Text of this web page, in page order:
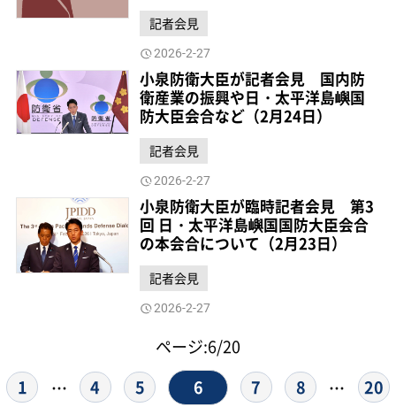
記者会見
2026-2-27
小泉防衛大臣が記者会見 国内防
衛産業の振興や日・太平洋島嶼国
防大臣会合など（2月24日）
記者会見
2026-2-27
小泉防衛大臣が臨時記者会見 第3
回 日・太平洋島嶼国国防大臣会合
の本会合について（2月23日）
記者会見
2026-2-27
ページ:6/20
1
… 4 5 6 7 8 … 20